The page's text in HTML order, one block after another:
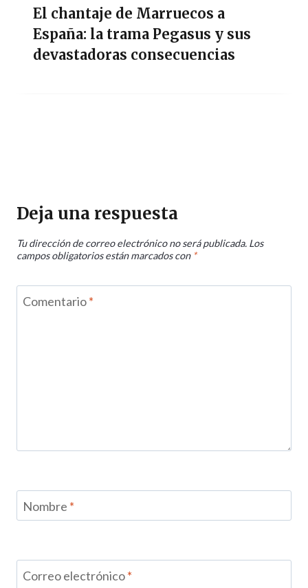
El chantaje de Marruecos a
España: la trama Pegasus y sus
devastadoras consecuencias
Deja una respuesta
Tu dirección de correo electrónico no será publicada. Los
campos obligatorios están marcados con *
Comentario*
Nombre *
Correo electrónico*